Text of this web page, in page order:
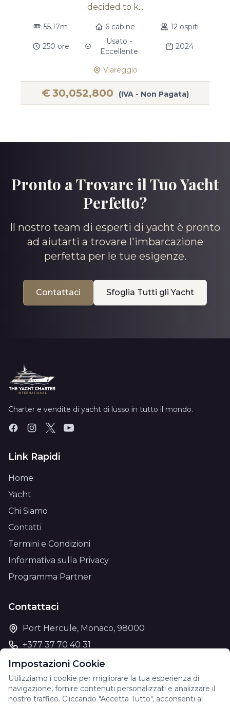
decided to k...
55.17m 6 cabine 12 ospiti
250 ore
Usato -
Eccellente
2024
Viareggio
€30,052,800 (IVA - Non Pagata)
Pronto a Trovare il Tuo Yacht
Perfetto?
Il nostro team di esperti di yacht è pronto
ad aiutarti a trovare l'imbarcazione
perfetta per le tue esigenze.
Contattaci Sfoglia Tutti gli Yacht
Impostazioni Cookie
Utilizziamo i cookie per migliorare la tua esperienza di
navigazione, fornire contenuti personalizzati e analizzare il
nostro traffico. Cliccando "Accetta Tutto", acconsenti al
Charter e vendite di yacht di lusso in tutto il mondo.
Link Rapidi
Home
Yacht
Chi Siamo
Contatti
Termini e Condizioni
Informativa sulla Privacy
Programma Partner
Contattaci
Port Hercule, Monaco, 98000
+377 37 70 40 31
support@theyachtcharter.com